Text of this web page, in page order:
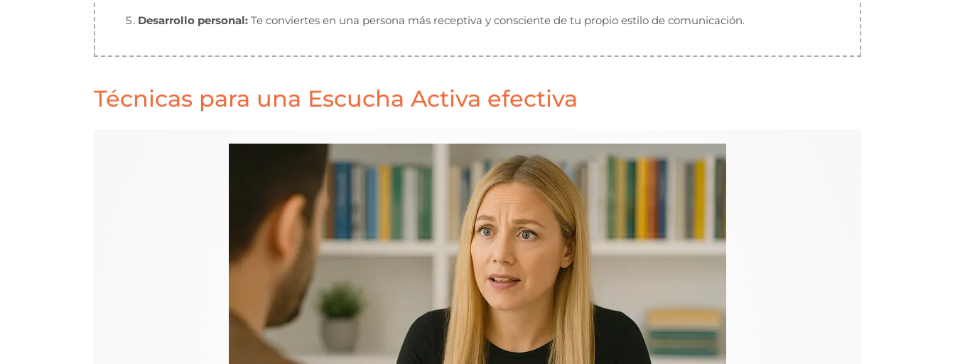
Desarrollo personal: Te conviertes en una persona más receptiva y consciente de tu propio estilo de comunicación.
Técnicas para una Escucha Activa efectiva